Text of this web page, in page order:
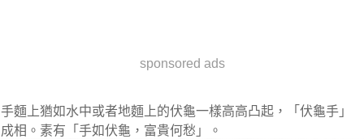
sponsored ads
手麵上猶如水中或者地麵上的伏龜一樣高高凸起，「伏龜手」
成相。素有「手如伏龜，富貴何愁」。